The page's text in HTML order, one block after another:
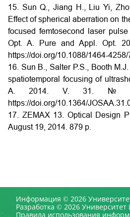
15. Sun Q., Jiang H., Liu Yi,
Effect of spherical aberration on
focused femtosecond laser
Opt. A. Pure and Appl. Opt.
https://doi.org/10.1088/1464-4258/
16. Sun B., Salter P.S., Booth
spatiotemporal focusing of
A. 2014. V. 31. №
https://doi.org/10.1364/
17. ZEMAX 13. Optical Design
August 19, 2014. 879 p.
Информация © 2026
Разработка © 2026
Правила использования